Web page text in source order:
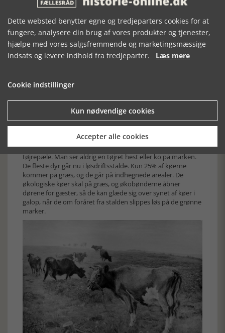
Tøjrepæl af jern, Nordsjællands Museum
I vore dages landbrug er der ikke længere brug for
tøjrepæle. Man ser aldrig en tøjret hest eller ko på marken.
De fleste dyr går nu i løsdriftsstalde. Kun 25% af køerne
kommer på græs, og de går på indhegnede arealer. De
økologiske køer skal på græs, og økobønderne åbner
dørene for gæster, så de kan glæde sig over synet af køer i
galop, når de om foråret fra stalden slippes løs på de grønne
marker.
Dette websted benytter egne og tredjeparters cookies for at
fungere, analysere din brug af vores produkter og tjenester,
hjælpe med vores salgsfremmende og marketingsmæssige
indsats og levere indhold fra tredjeparter. Læs mere
Cookie indstillinger
Kun nødvendige cookies
Accepter alle cookies